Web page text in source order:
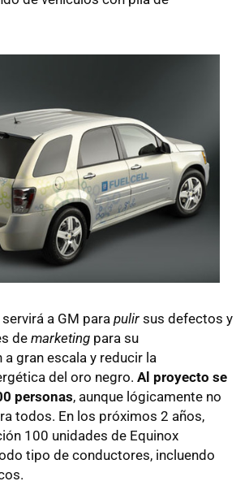
a GM para pulir sus defectos y
de marketing para su
gran escala y reducir la
del oro negro. Al proyecto se
personas, aunque lógicamente no
todos. En los próximos 2 años,
100 unidades de Equinox
tipo de conductores, incluendo